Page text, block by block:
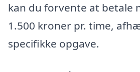
kan du forvente at betale
1.500 kroner pr. time,
specifikke opgave.